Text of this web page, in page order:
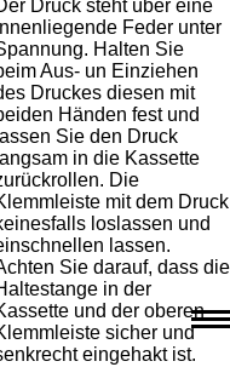
Druck steht über eine
Feder unter
Halten Sie
Aus- un Einziehen
Druckes diesen mit
Händen fest und
lassen Sie den Druck
langsam in die Kassette
Die
mit dem Druck
loslassen und
lassen.
Sie darauf, dass die
in der
und der oberen
sicher und
eingehakt ist.